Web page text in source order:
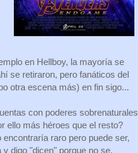
en Hellboy, la mayoría se
se retiraron, pero fanáticos del
otra escena más) en fin sigo...
con poderes sobrenaturales
ello más héroes que el resto?
raro pero puede ser,
digo "dicen" porque no se,